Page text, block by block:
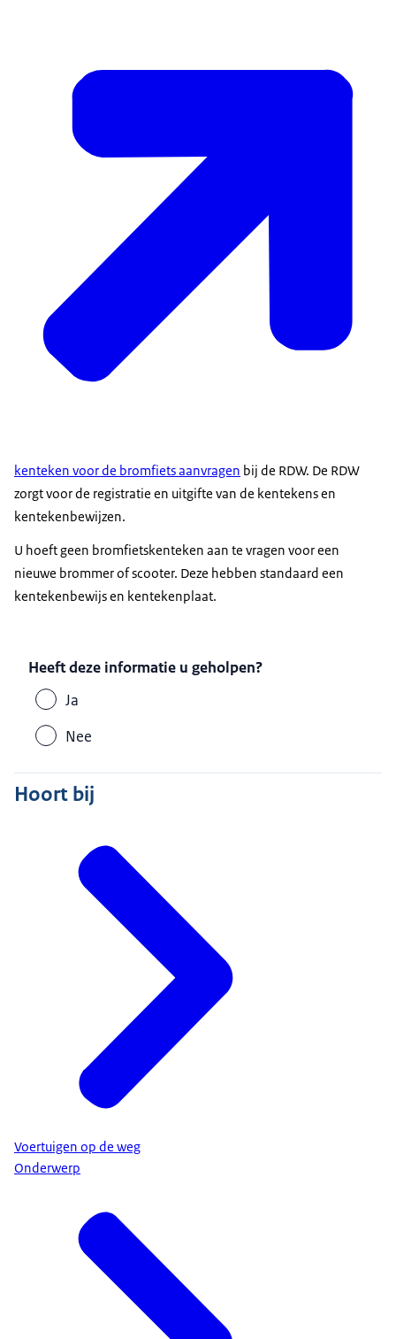
kenteken voor de bromfiets aanvragen bij de RDW. De RDW
zorgt voor de registratie en uitgifte van de kentekens en
kentekenbewijzen.
U hoeft geen bromfietskenteken aan te vragen voor een
nieuwe brommer of scooter. Deze hebben standaard een
kentekenbewijs en kentekenplaat.
Heeft deze informatie u geholpen?
Ja
Nee
Hoort bij
Voertuigen op de weg
Onderwerp